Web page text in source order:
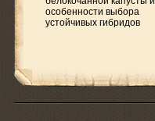
особенности выбора
устойчивых гибридов